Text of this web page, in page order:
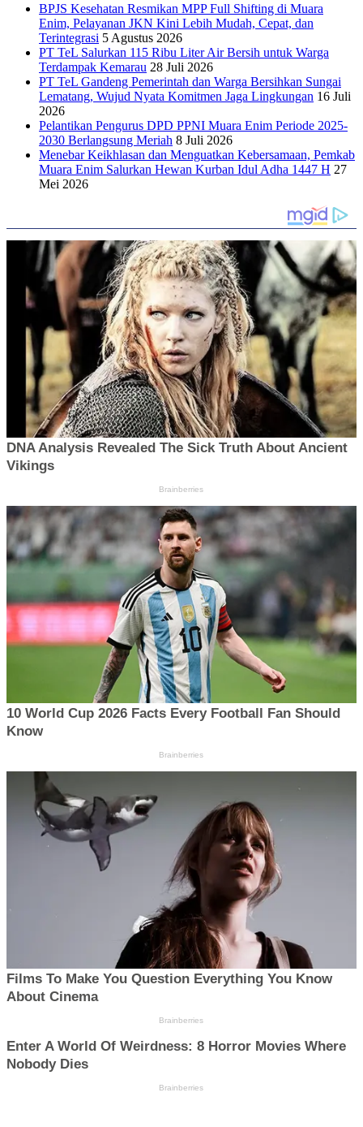
BPJS Kesehatan Resmikan MPP Full Shifting di Muara
Enim, Pelayanan JKN Kini Lebih Mudah, Cepat, dan
Terintegrasi 5 Agustus 2026
PT TeL Salurkan 115 Ribu Liter Air Bersih untuk Warga
Terdampak Kemarau 28 Juli 2026
PT TeL Gandeng Pemerintah dan Warga Bersihkan Sungai
Lematang, Wujud Nyata Komitmen Jaga Lingkungan 16 Juli
2026
Pelantikan Pengurus DPD PPNI Muara Enim Periode 2025-
2030 Berlangsung Meriah 8 Juli 2026
Menebar Keikhlasan dan Menguatkan Kebersamaan, Pemkab
Muara Enim Salurkan Hewan Kurban Idul Adha 1447 H 27
Mei 2026